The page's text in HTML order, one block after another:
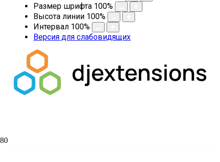
Размер шрифта 100%
Высота линии 100%
Интервал 100%
Версия для слабовидящих